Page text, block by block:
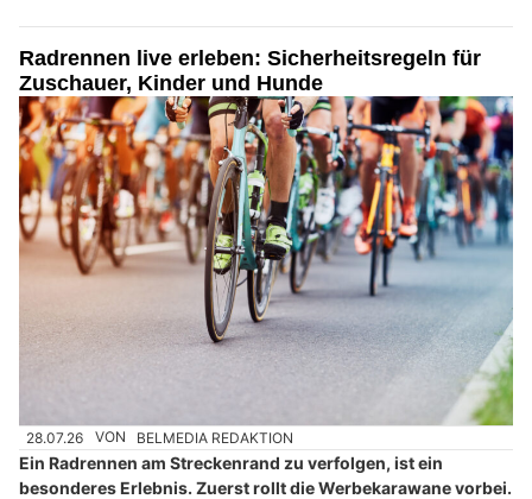
Radrennen live erleben: Sicherheitsregeln für
Zuschauer, Kinder und Hunde
28.07.26 VON BELMEDIA REDAKTION
Ein Radrennen am Streckenrand zu verfolgen, ist ein
besonderes Erlebnis. Zuerst rollt die Werbekarawane vorbei.